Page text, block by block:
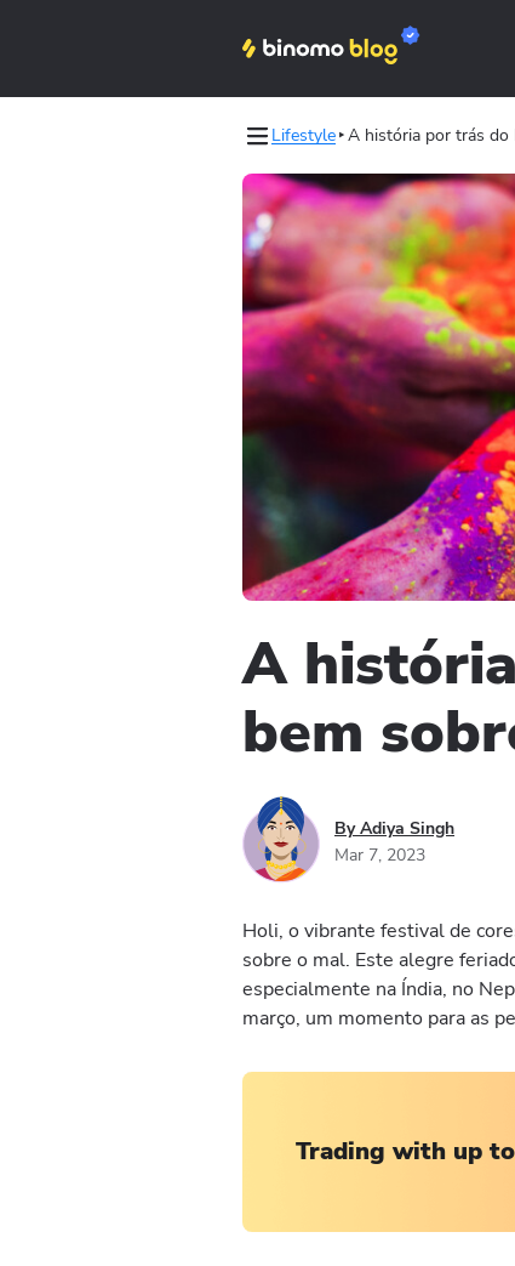
Lifestyle A história por trás
A
bem
By Adiya Singh
Mar 7, 2023
Holi, o vibrante festival de
sobre o mal. Este alegre
especialmente na Índia, no
março, um momento para as
Trading with up